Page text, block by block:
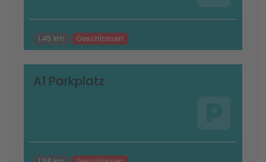
1.45 km Geschlossen
A1 Parkplatz